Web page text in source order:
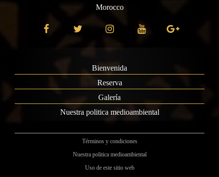
Morocco
Bienvenida
Reserva
Galería
Nuestra politica medioambiental
Términos y condiciones
Nuestra politica medioambiental
Uso de este sitio web